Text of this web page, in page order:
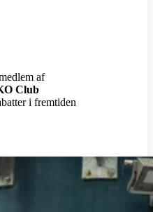
af
Club
i fremtiden